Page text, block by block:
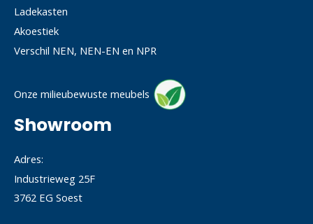
Ladekasten
Akoestiek
Verschil NEN, NEN-EN en NPR
Onze milieubewuste meubels
Showroom
Adres:
Industrieweg 25F
3762 EG Soest